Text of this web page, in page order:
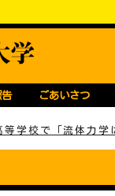
告 ごあいさつ
等学校で「流体力